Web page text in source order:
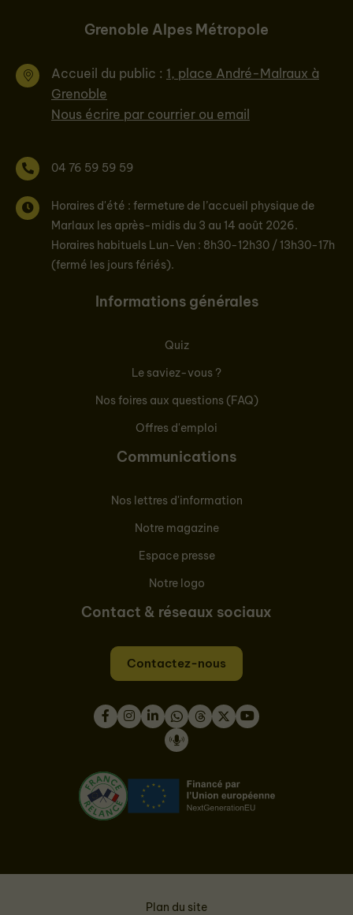
Grenoble Alpes Métropole
Accueil du public : 1, place André-Malraux à
Grenoble
Nous écrire par courrier ou email
04 76 59 59 59
Horaires d'été : fermeture de l’accueil physique de
Marlaux les après-midis du 3 au 14 août 2026.
Horaires habituels Lun-Ven : 8h30-12h30 / 13h30-17h
(fermé les jours fériés).
Informations générales
Quiz
Le saviez-vous ?
Nos foires aux questions (FAQ)
Offres d'emploi
Communications
Nos lettres d'information
Notre magazine
Espace presse
Notre logo
Contact & réseaux sociaux
Contactez-nous
Instagram
LinkedInWhatsApp
Plan du site